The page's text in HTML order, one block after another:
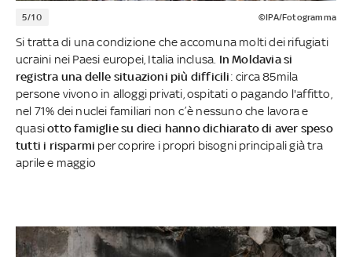
5/10 ©IPA/Fotogramma
Si tratta di una condizione che accomuna molti dei rifugiati
ucraini nei Paesi europei, Italia inclusa. In Moldavia si
registra una delle situazioni più difficili: circa 85mila
persone vivono in alloggi privati, ospitati o pagando l'affitto,
nel 71% dei nuclei familiari non c’è nessuno che lavora e
quasiotto famiglie su dieci hanno dichiarato di aver speso
tutti i risparmi per coprire i propri bisogni principali già tra
aprile e maggio